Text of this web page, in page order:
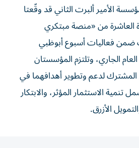
ومؤسسة الأمير ألبرت الثاني قد وقّعتا
العاشرة من «منصة مبتكري
فعاليات أسبوع أبوظبي
الجاري، وتلتزم المؤسستان
لدعم وتطوير أهدافهما في
تنمية الاستثمار المؤثر، والابتكار
الأزرق.